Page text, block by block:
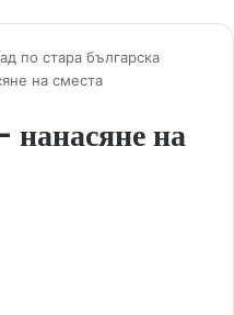
по стара българска
на сместа
нанасяне на